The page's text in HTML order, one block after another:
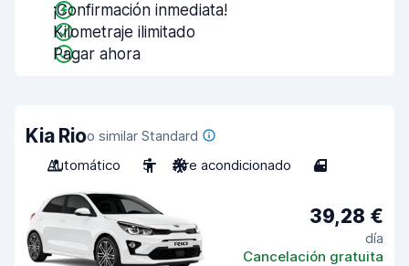
¡Confirmación inmediata!
Kilometraje ilimitado
Pagar ahora
Kia Rioo similar Standard
Automático
5 Aire acondicionado 4
39,28 €
día
Cancelación gratuita